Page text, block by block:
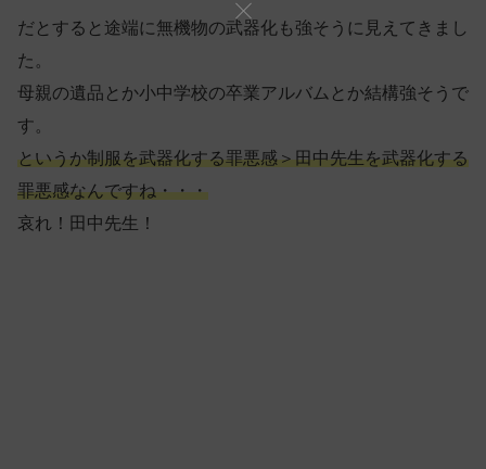
だとすると途端に無機物の武器化も強そうに見えてきまし
た。
母親の遺品とか小中学校の卒業アルバムとか結構強そうで
す。
というか制服を武器化する罪悪感＞田中先生を武器化する
罪悪感なんですね・・・
哀れ！田中先生！